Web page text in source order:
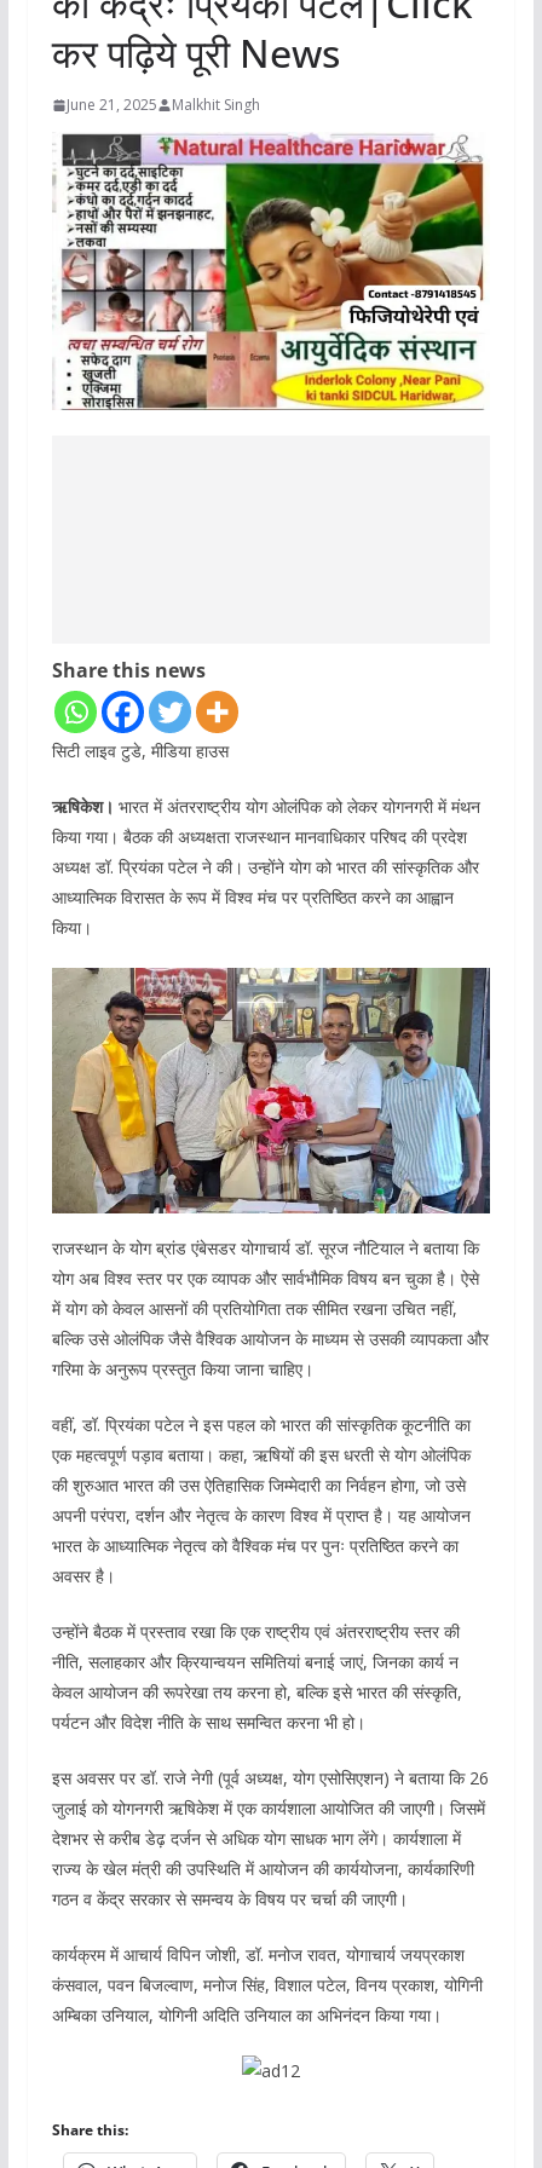
कर पढ़िये पूरी News
June 21, 2025 Malkhit Singh
Share this news
सिटी लाइव टुडे, मीडिया हाउस
ऋषिकेश। भारत में अंतरराष्ट्रीय योग ओलंपिक को लेकर योगनगरी में मंथन
किया गया। बैठक की अध्यक्षता राजस्थान मानवाधिकार परिषद की प्रदेश
अध्यक्ष डॉ. प्रियंका पटेल ने की। उन्होंने योग को भारत की सांस्कृतिक और
आध्यात्मिक विरासत के रूप में विश्व मंच पर प्रतिष्ठित करने का आह्वान
किया।
राजस्थान के योग ब्रांड एंबेसडर योगाचार्य डॉ. सूरज नौटियाल ने बताया कि
योग अब विश्व स्तर पर एक व्यापक और सार्वभौमिक विषय बन चुका है। ऐसे
में योग को केवल आसनों की प्रतियोगिता तक सीमित रखना उचित नहीं,
बल्कि उसे ओलंपिक जैसे वैश्विक आयोजन के माध्यम से उसकी व्यापकता और
गरिमा के अनुरूप प्रस्तुत किया जाना चाहिए।
वहीं, डॉ. प्रियंका पटेल ने इस पहल को भारत की सांस्कृतिक कूटनीति का
एक महत्वपूर्ण पड़ाव बताया। कहा, ऋषियों की इस धरती से योग ओलंपिक
की शुरुआत भारत की उस ऐतिहासिक जिम्मेदारी का निर्वहन होगा, जो उसे
अपनी परंपरा, दर्शन और नेतृत्व के कारण विश्व में प्राप्त है। यह आयोजन
भारत के आध्यात्मिक नेतृत्व को वैश्विक मंच पर पुनः प्रतिष्ठित करने का
अवसर है।
उन्होंने बैठक में प्रस्ताव रखा कि एक राष्ट्रीय एवं अंतरराष्ट्रीय स्तर की
नीति, सलाहकार और क्रियान्वयन समितियां बनाई जाएं, जिनका कार्य न
केवल आयोजन की रूपरेखा तय करना हो, बल्कि इसे भारत की संस्कृति,
पर्यटन और विदेश नीति के साथ समन्वित करना भी हो।
इस अवसर पर डॉ. राजे नेगी (पूर्व अध्यक्ष, योग एसोसिएशन) ने बताया कि 26
जुलाई को योगनगरी ऋषिकेश में एक कार्यशाला आयोजित की जाएगी। जिसमें
देशभर से करीब डेढ़ दर्जन से अधिक योग साधक भाग लेंगे। कार्यशाला में
राज्य के खेल मंत्री की उपस्थिति में आयोजन की कार्ययोजना, कार्यकारिणी
गठन व केंद्र सरकार से समन्वय के विषय पर चर्चा की जाएगी।
कार्यक्रम में आचार्य विपिन जोशी, डॉ. मनोज रावत, योगाचार्य जयप्रकाश
कंसवाल, पवन बिजल्वाण, मनोज सिंह, विशाल पटेल, विनय प्रकाश, योगिनी
अम्बिका उनियाल, योगिनी अदिति उनियाल का अभिनंदन किया गया।
Share this: